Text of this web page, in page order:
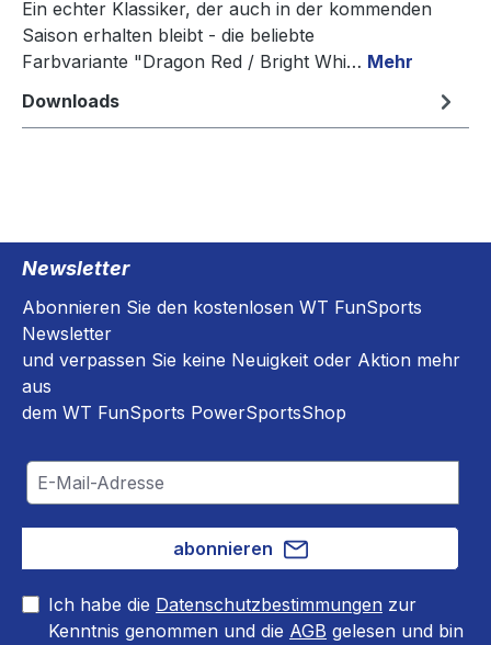
Ein echter Klassiker, der auch in der kommenden
Saison erhalten bleibt - die beliebte
Farbvariante "Dragon Red / Bright Whi… Mehr
Downloads
Newsletter
Abonnieren Sie den kostenlosen WT FunSports
Newsletter
und verpassen Sie keine Neuigkeit oder Aktion mehr
aus
dem WT FunSports PowerSportsShop
abonnieren
Ich habe die Datenschutzbestimmungen zur
Kenntnis genommen und die AGB gelesen und bin